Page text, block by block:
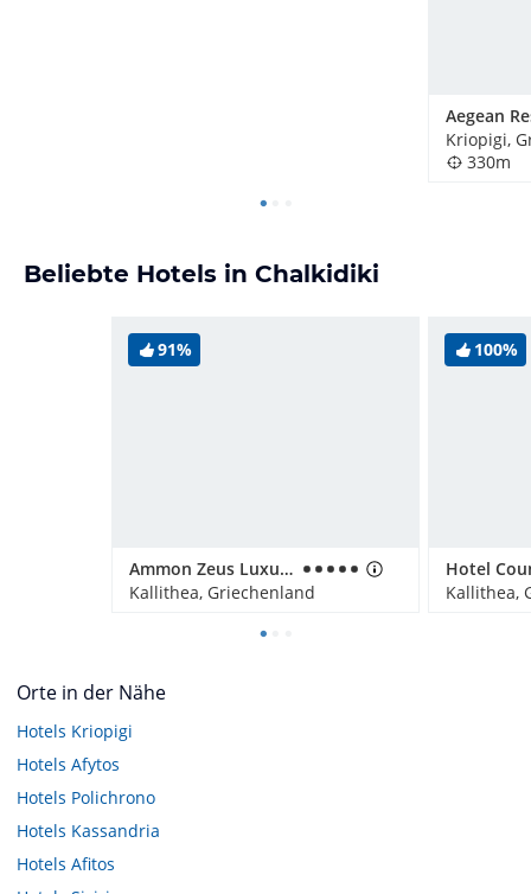
Aegean
Kriopigi,
330m
Beliebte Hotels in Chalkidiki
91%
Ammon Zeus Luxury Beach Hotel
Kallithea, Griechenland
100%
Hotel
Kallithea,
Orte in der Nähe
Hotels Kriopigi
Hotels Afytos
Hotels Polichrono
Hotels Kassandria
Hotels Afitos